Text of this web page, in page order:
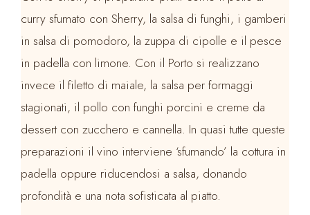
curry sfumato con Sherry, la salsa di funghi, i gamberi
in salsa di pomodoro, la zuppa di cipolle e il pesce
in padella con limone. Con il Porto si realizzano
invece il filetto di maiale, la salsa per formaggi
stagionati, il pollo con funghi porcini e creme da
dessert con zucchero e cannella. In quasi tutte queste
preparazioni il vino interviene ‘sfumando’ la cottura in
padella oppure riducendosi a salsa, donando
profondità e una nota sofisticata al piatto.